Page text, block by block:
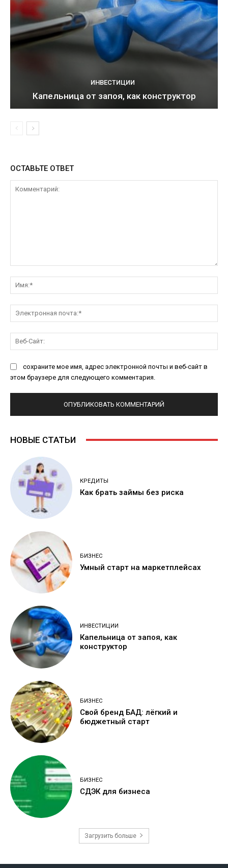
ИНВЕСТИЦИИ
Капельница от запоя, как конструктор
ОСТАВЬТЕ ОТВЕТ
сохраните мое имя, адрес электронной почты и веб-сайт в
этом браузере для следующего комментария.
НОВЫЕ СТАТЬИ
КРЕДИТЫ
Как брать займы без риска
БИЗНЕС
Умный старт на маркетплейсах
ИНВЕСТИЦИИ
Капельница от запоя, как
конструктор
БИЗНЕС
Свой бренд БАД: лёгкий и
бюджетный старт
БИЗНЕС
СДЭК для бизнеса
Загрузить больше